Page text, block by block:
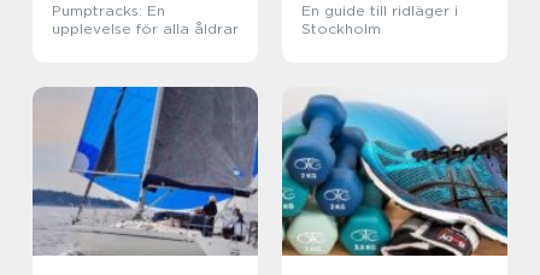
Pumptracks: En
upplevelse för alla åldrar
En guide till ridläger i
Stockholm